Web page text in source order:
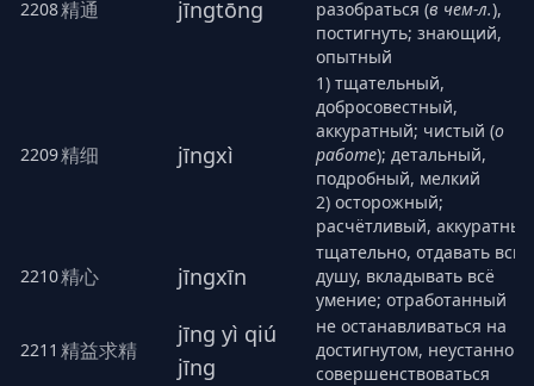
2208精通 jīngtōng
разобраться (в чем-л.),
постигнуть; знающий,
опытный
2209精细 jīngxì
1) тщательный,
добросовестный,
аккуратный; чистый (о
работе); детальный,
подробный, мелкий
2) осторожный;
расчётливый, аккуратный
2210精心 jīngxīn
тщательно, отдавать всю
душу, вкладывать всё
умение; отработанный
2211 精益求精
jīng yì qiú
jīng
не останавливаться на
достигнутом, неустанно
совершенствоваться